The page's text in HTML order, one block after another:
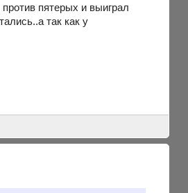
пятерых и выиграл
так как у